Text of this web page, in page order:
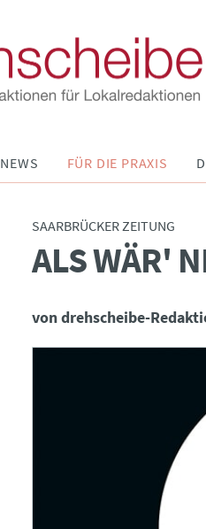
NEWS FÜR DIE PRAXIS
SAARBRÜCKER ZEITUNG
ALS WÄR'
von drehscheibe-